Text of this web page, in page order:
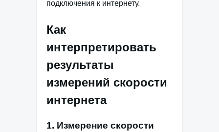
подключения к интернету.
Как
интерпретировать
результаты
измерений скорости
интернета
1. Измерение скорости